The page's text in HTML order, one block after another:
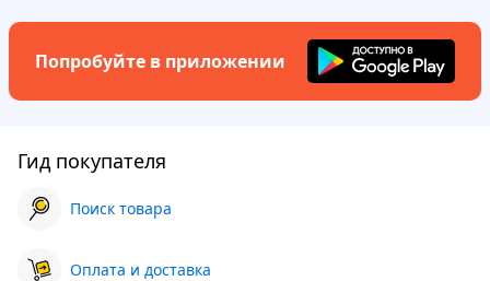
Попробуйте в приложении
Гид покупателя
Поиск товара
Оплата и доставка